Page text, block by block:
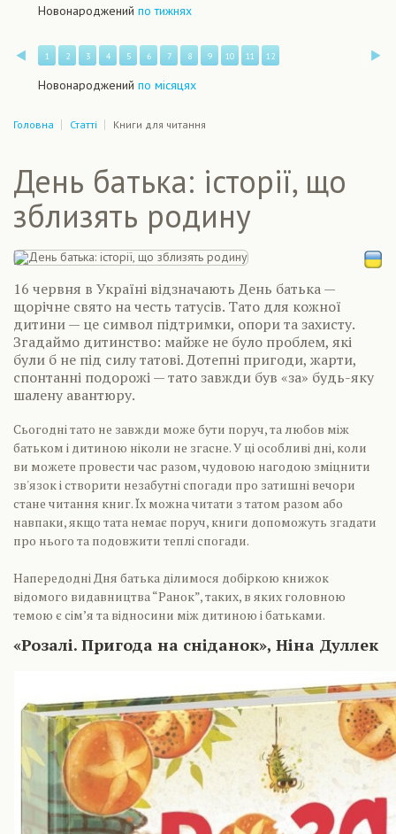
Новонароджений по тижнях
Назад
1 2 3 4 5 6 7 8 9 10 11 12
Новонароджений по місяцях
Головна Статті Книги для читання
День батька: історії, що
зблизять родину
16 червня в Україні відзначають День батька —
щорічне свято на честь татусів. Тато для кожної
дитини — це символ підтримки, опори та захисту.
Згадаймо дитинство: майже не було проблем, які
були б не під силу татові. Дотепні пригоди, жарти,
спонтанні подорожі — тато завжди був «за» будь-яку
шалену авантюру.
Сьогодні тато не завжди може бути поруч, та любов між
батьком і дитиною ніколи не згасне. У ці особливі дні, коли
ви можете провести час разом, чудовою нагодою зміцнити
зв'язок і створити незабутні спогади про затишні вечори
стане читання книг. Їх можна читати з татом разом або
навпаки, якщо тата немає поруч, книги допоможуть згадати
про нього та подовжити теплі спогади.
Напередодні Дня батька ділимося добіркою книжок
відомого видавництва “Ранок”, таких, в яких головною
темою є сім’я та відносини між дитиною і батьками.
«Розалі. Пригода на сніданок», Ніна Дуллек